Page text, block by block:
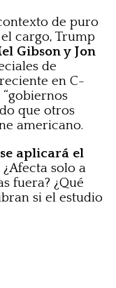
de puro
cargo, Trump
Gibson y Jon
de
en C-
que otros
americano.
aplicará el
¿Afecta solo a
fuera? ¿Qué
si el estudio